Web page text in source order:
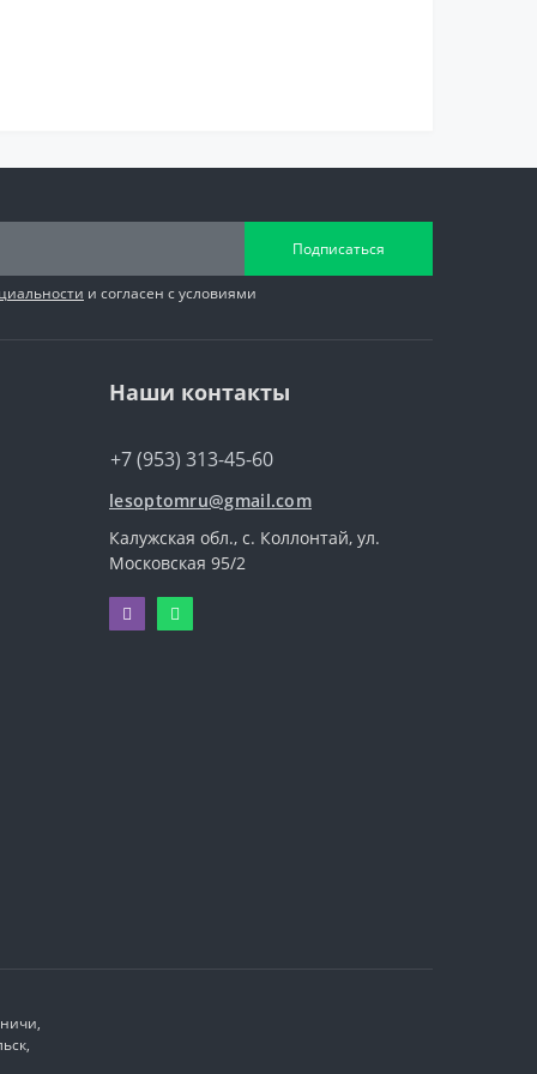
Подписаться
и согласен с условиями
Наши контакты
+7 (953) 313-45-60
lesoptomru@gmail.com
Калужская обл., с. Коллонтай, ул.
Московская 95/2